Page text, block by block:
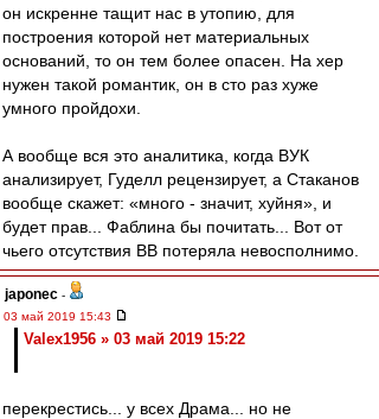
он искренне тащит нас в утопию, для
построения которой нет материальных
оснований, то он тем более опасен. На хер
нужен такой романтик, он в сто раз хуже
умного пройдохи.
А вообще вся это аналитика, когда ВУК
анализирует, Гуделл рецензирует, а Стаканов
вообще скажет: «много - значит, хуйня», и
будет прав... Фаблина бы почитать... Вот от
чьего отсутствия ВВ потеряла невосполнимо.
japonec -
03 май 2019 15:43
Valex1956 » 03 май 2019 15:22
перекрестись... у всех Драма... но не